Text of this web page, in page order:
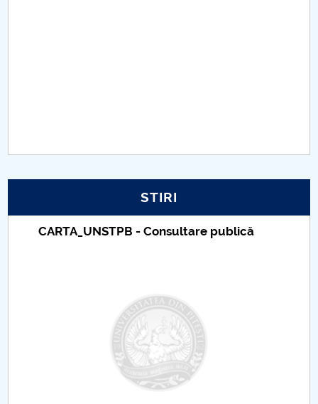
Relații Internaționale
UNIVERSITATE pentru comunitate
IOSUD/CSUD-Doctorate
Comisie de etica unversitară
STIRI
CARTA_UNSTPB - Consultare publică